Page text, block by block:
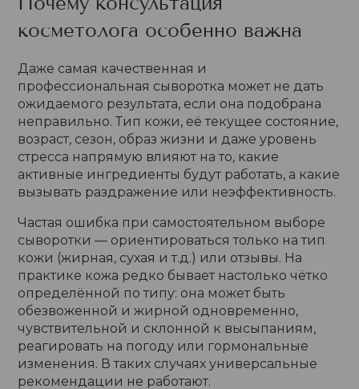
косметолога особенно важна
Даже самая качественная и
профессиональная сыворотка может не дать
ожидаемого результата, если она подобрана
неправильно. Тип кожи, её текущее состояние,
возраст, сезон, образ жизни и даже уровень
стресса напрямую влияют на то, какие
активные ингредиенты будут работать, а какие
вызывать раздражение или неэффективность.
Частая ошибка при самостоятельном выборе
сыворотки — ориентироваться только на тип
кожи (жирная, сухая и т.д.) или отзывы. На
практике кожа редко бывает настолько чётко
определённой по типу: она может быть
обезвоженной и жирной одновременно,
чувствительной и склонной к высыпаниям,
реагировать на погоду или гормональные
изменения. В таких случаях универсальные
рекомендации не работают.